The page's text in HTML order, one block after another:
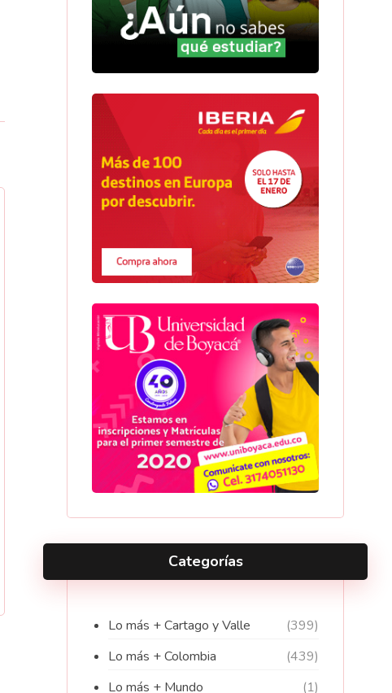
Categorías
Lo más + Cartago y Valle
(399)
Lo más + Colombia
(439)
Lo más + Mundo
(1)